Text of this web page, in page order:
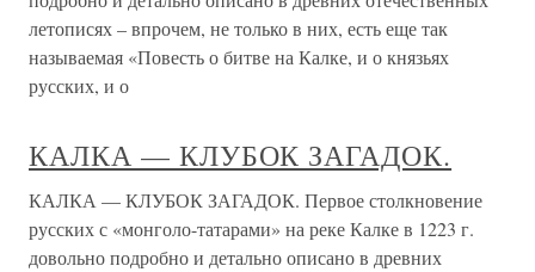
летописях – впрочем, не только в них, есть еще так
называемая «Повесть о битве на Калке, и о князьях
русских, и о
КАЛКА — КЛУБОК ЗАГАДОК.
КАЛКА — КЛУБОК ЗАГАДОК. Первое столкновение
русских с «монголо-татарами» на реке Калке в 1223 г.
довольно подробно и детально описано в древних